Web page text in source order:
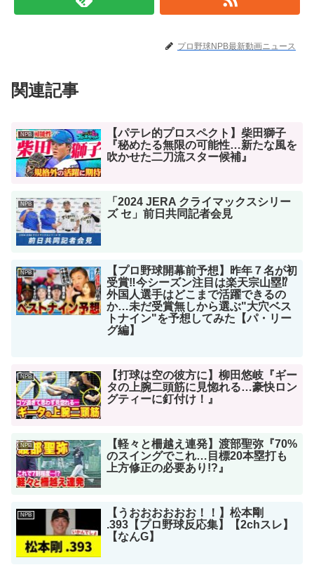
プロ野球NPB最新動画ニュース
関連記事
NPB
【パテレ的プロスペクト】柴田獅子
『秘めたる無限の可能性…新たな風を
吹かせた二刀流スター候補』
NPB
「2024 JERA クライマックスシリー
ズ セ」前日共同記者会見
NPB
【プロ野球開幕前予想】昨年７名が初
受賞‼︎今シーズン注目は楽天宗山塁⁉︎
外国人選手はどこまで活躍できるの
か…未だ受賞無しから選ぶ"大穴ベス
トナイン"を予想してみた【パ・リー
グ編】
NPB
【打球は空の彼方に】柳田悠岐『ギー
タの上腕二頭筋に見惚れる…豪快ロン
グティーに釘付け！』
NPB
【軽々と柵越え連発】渡部聖弥『70%
のスイングでこれ…目標20本塁打も
上方修正の必要あり!?』
NPB
【うおおおおおお！！】松本剛
.393【プロ野球反応集】【2chスレ】
【なんG】